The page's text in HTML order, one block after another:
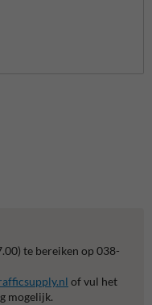
te bereiken op 038-
of vul het
mogelijk.